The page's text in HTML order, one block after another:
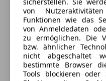
W-Lan / Wifi Hotspot
Sicherheit
ABS
Alarmanlage
Beifahrerairbag
ESP
Die letzte Wartung
Porsche Zentrum
Sonderausstattungen:
anpassen
Freischaden-
Auto einfach online
sicherstellen. Sie
von
Funktionen wie das
von Anmeldedaten
zu ermöglichen. Die
bzw. ähnlicher
nicht abgeschaltet
bestimmte Browser
Tools blockieren oder